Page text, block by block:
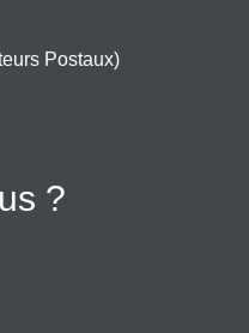
Postaux)
?